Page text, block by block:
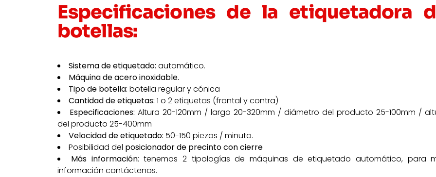
Especificaciones de la etiquetadora
botellas:
Sistema de etiquetado: automático.
Máquina de acero inoxidable.
Tipo de botella: botella regular y cónica
Cantidad de etiquetas: 1 o 2 etiquetas (frontal y contra)
Especificaciones: Altura 20-120mm / largo 20-320mm / diámetro del producto 25-100mm /
del producto 25-400mm
Velocidad de etiquetado: 50-150 piezas / minuto.
Posibilidad del posicionador de precinto con cierre
Más información: tenemos 2 tipologías de máquinas de etiquetado automático, para
información contáctenos.